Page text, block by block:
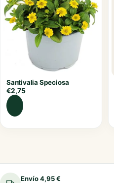
Santivalia Speciosa
€2,75
Envío 4,95 €